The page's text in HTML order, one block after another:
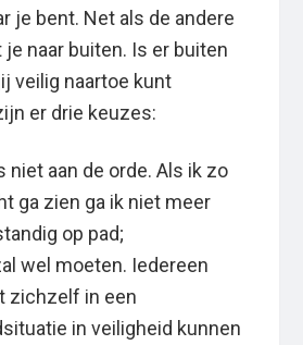
je bent. Net als de andere
naar buiten. Is er buiten
veilig naartoe kunt
er drie keuzes:
niet aan de orde. Als ik zo
ga zien ga ik niet meer
op pad;
wel moeten. Iedereen
zichzelf in een
in veiligheid kunnen